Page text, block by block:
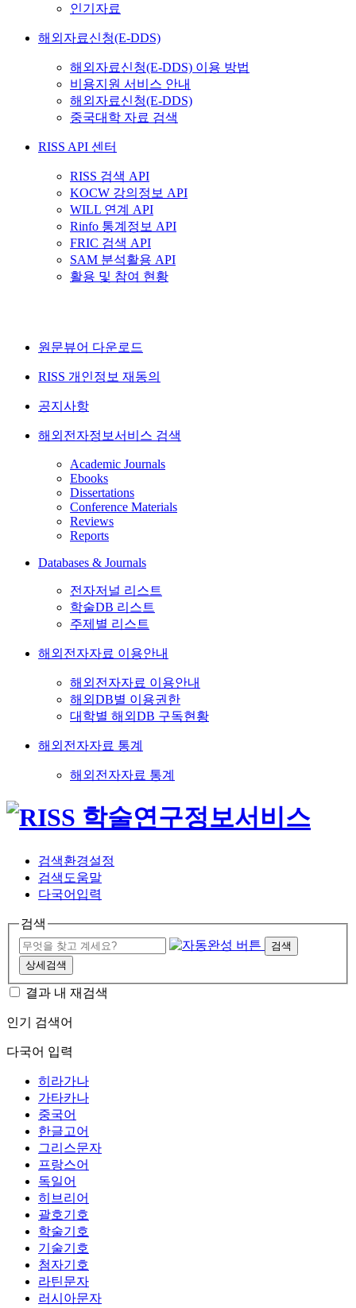
인기자료
해외자료신청(E-DDS)
해외자료신청(E-DDS) 이용 방법
비용지원 서비스 안내
해외자료신청(E-DDS)
중국대학 자료 검색
RISS API 센터
RISS 검색 API
KOCW 강의정보 API
WILL 연계 API
Rinfo 통계정보 API
FRIC 검색 API
SAM 분석활용 API
활용 및 참여 현황
원문뷰어 다운로드
RISS 개인정보 재동의
공지사항
해외전자정보서비스 검색
Academic Journals
Ebooks
Dissertations
Conference Materials
Reviews
Reports
Databases & Journals
전자저널 리스트
학술DB 리스트
주제별 리스트
해외전자자료 이용안내
해외전자자료 이용안내
해외DB별 이용권한
대학별 해외DB 구독현황
해외전자자료 통계
해외전자자료 통계
검색환경설정
검색도움말
다국어입력
검색
검색
상세검색
결과 내 재검색
인기 검색어
다국어 입력
히라가나
가타카나
중국어
한글고어
그리스문자
프랑스어
독일어
히브리어
괄호기호
학술기호
기술기호
첨자기호
라틴문자
러시아문자